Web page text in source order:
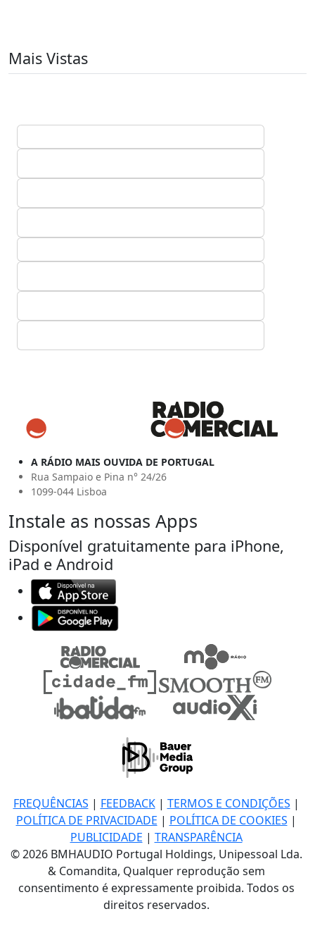
Mais Vistas
A RÁDIO MAIS OUVIDA DE PORTUGAL
Rua Sampaio e Pina n° 24/26
1099-044 Lisboa
Instale as nossas Apps
Disponível gratuitamente para iPhone,
iPad e Android
FREQUÊNCIAS | FEEDBACK| TERMOS E CONDIÇÕES |
POLÍTICA DE PRIVACIDADE | POLÍTICA DE COOKIES |
PUBLICIDADE | TRANSPARÊNCIA
© 2026 BMHAUDIO Portugal Holdings, Unipessoal Lda.
& Comandita, Qualquer reprodução sem
consentimento é expressamente proibida. Todos os
direitos reservados.